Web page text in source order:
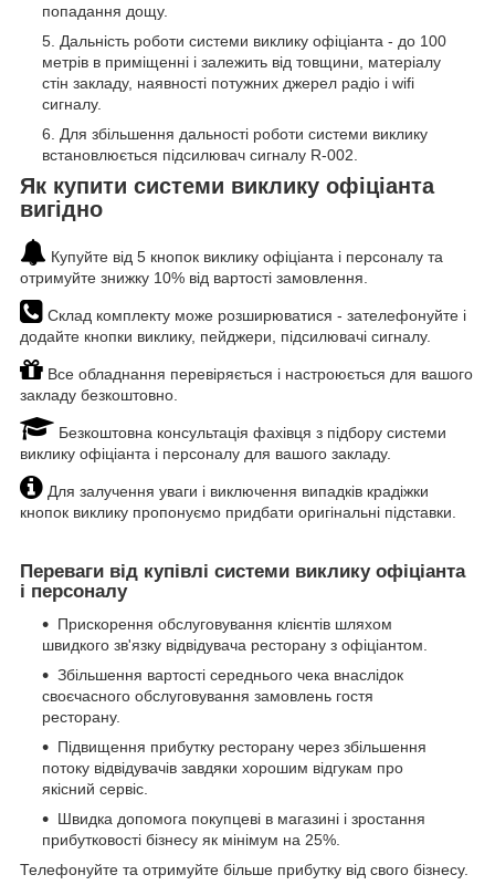
попадання дощу.
Дальність роботи системи виклику офіціанта - до 100
метрів в приміщенні і залежить від товщини, матеріалу
стін закладу, наявності потужних джерел радіо і wifi
сигналу.
Для збільшення дальності роботи системи виклику
встановлюється підсилювач сигналу R-002.
Як купити системи виклику офіціанта
вигідно
Купуйте від 5 кнопок виклику офіціанта і персоналу та
отримуйте знижку 10% від вартості замовлення.
Склад комплекту може розширюватися - зателефонуйте і
додайте кнопки виклику, пейджери, підсилювачі сигналу.
Все обладнання перевіряється і настроюється для вашого
закладу безкоштовно.
Безкоштовна консультація фахівця з підбору системи
виклику офіціанта і персоналу для вашого закладу.
Для залучення уваги і виключення випадків крадіжки
кнопок виклику пропонуємо придбати оригінальні підставки.
Переваги від купівлі системи виклику офіціанта
і персоналу
Прискорення обслуговування клієнтів шляхом
швидкого зв'язку відвідувача ресторану з офіціантом.
Збільшення вартості середнього чека внаслідок
своєчасного обслуговування замовлень гостя
ресторану.
Підвищення прибутку ресторану через збільшення
потоку відвідувачів завдяки хорошим відгукам про
якісний сервіс.
Швидка допомога покупцеві в магазині і зростання
прибутковості бізнесу як мінімум на 25%.
Телефонуйте та отримуйте більше прибутку від свого бізнесу.